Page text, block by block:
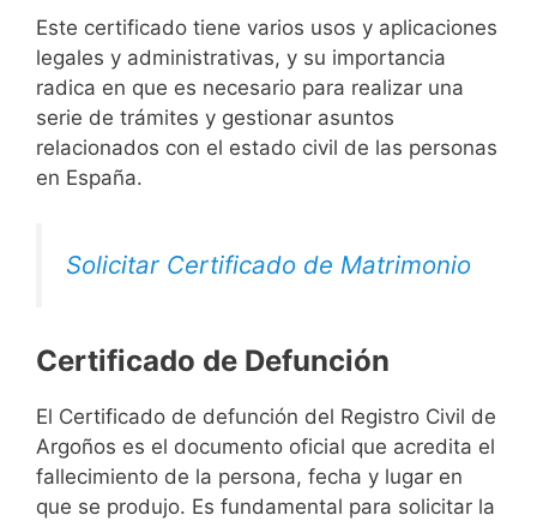
Este certificado tiene varios usos y aplicaciones
legales y administrativas, y su importancia
radica en que es necesario para realizar una
serie de trámites y gestionar asuntos
relacionados con el estado civil de las personas
en España.
Solicitar Certificado de Matrimonio
Certificado de Defunción
El Certificado de defunción del Registro Civil de
Argoños es el documento oficial que acredita el
fallecimiento de la persona, fecha y lugar en
que se produjo. Es fundamental para solicitar la